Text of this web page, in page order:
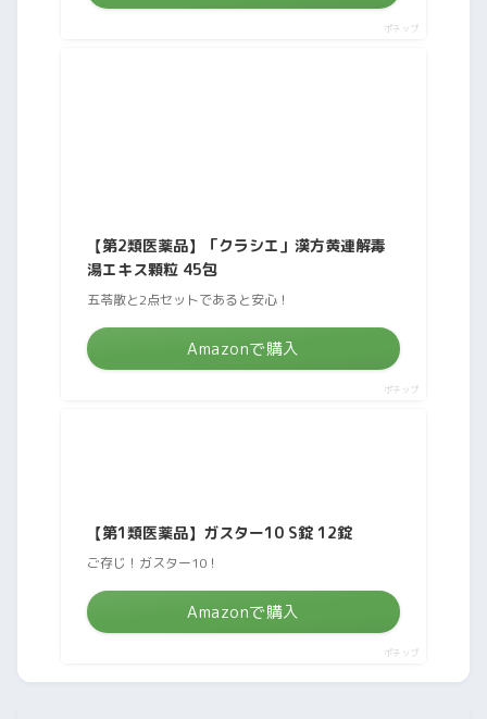
ポチップ
【第2類医薬品】「クラシエ」漢方黄連解毒
湯エキス顆粒 45包
五苓散と2点セットであると安心！
Amazonで購入
ポチップ
【第1類医薬品】ガスター10 S錠 12錠
ご存じ！ガスター10！
Amazonで購入
ポチップ